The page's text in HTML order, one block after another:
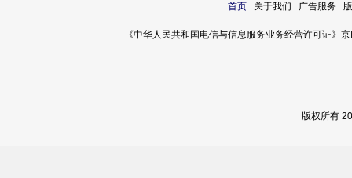
首页关于我们 广告服务
《中华人民共和国电信与信息服务业务经营许可证
版权所有